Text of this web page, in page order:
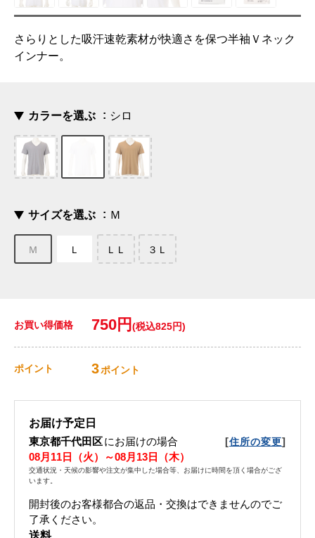
さらりとした吸汗速乾素材が快適さを保つ半袖Ｖネック
インナー。
カラーを選ぶ シロ
サイズを選ぶ Ｍ
Ｍ Ｌ ＬＬ ３Ｌ
お買い得価格 750円 (税込825円)
ポイント 3ポイント
お届け予定日
東京都千代田区にお届けの場合 [住所の変更]
08月11日（火）～08月13日（木）
交通状況・天候の影響や注文が集中した場合等、お届けに時間を頂く場合がござ
います。
開封後のお客様都合の返品・交換はできませんのでご
了承ください。
送料